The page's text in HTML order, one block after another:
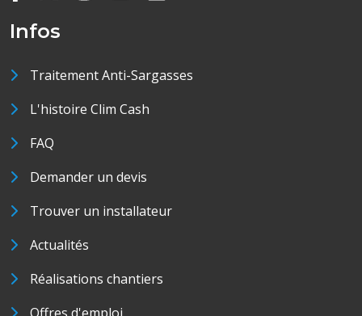
Infos
Traitement Anti-Sargasses
L'histoire Clim Cash
FAQ
Demander un devis
Trouver un installateur
Actualités
Réalisations chantiers